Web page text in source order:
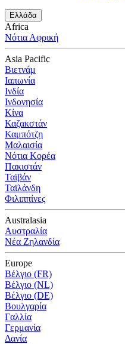
Ελλάδα
Africa
Νότια Αφρική
Asia Pacific
Βιετνάμ
Ιαπωνία
Ινδία
Ινδονησία
Κίνα
Καζακστάν
Καμπότζη
Μαλαισία
Νότια Κορέα
Πακιστάν
Ταϊβάν
Ταϊλάνδη
Φιλιππίνες
Australasia
Αυστραλία
Νέα Ζηλανδία
Europe
Βέλγιο (FR)
Βέλγιο (NL)
Βέλγιο (DE)
Βουλγαρία
Γαλλία
Γερμανία
Δανία